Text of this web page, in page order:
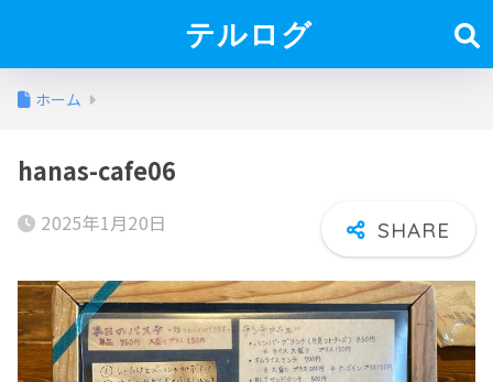
テルログ
ホーム
hanas-cafe06
2025年1月20日